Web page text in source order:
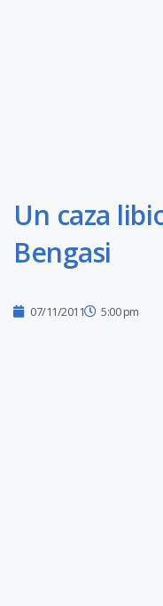
Un caza
Bengasi
07/11/2011 5:00 pm